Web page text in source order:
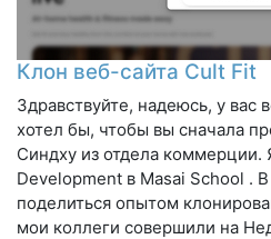
Клон веб-сайта Cult Fit
Здравствуйте, надеюсь, у вас
хотел бы, чтобы вы сначала
Синдху из отдела коммерции.
Development в Masai School .
поделиться опытом
мои коллеги совершили на